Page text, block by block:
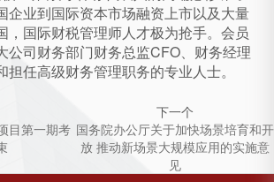
企业到国际资本市场融资上市以及大量
，国际财税管理师人才极为抢手。会员
公司财务部门财务总监CFO、财务经理
担任高级财务管理职务的专业人士。
目第一期考
下一个
国务院办公厅关于加快场景培育和开
放 推动新场景大规模应用的实施意
见